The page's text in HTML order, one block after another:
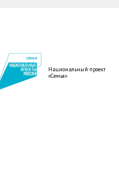
Национальный проект
«Семья»